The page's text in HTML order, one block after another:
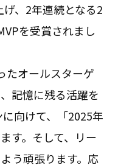
、2年連続となる2
を受賞されまし
たオールスターゲ
記憶に残る活躍を
向けて、「2025年
す。そして、リー
う頑張ります。応